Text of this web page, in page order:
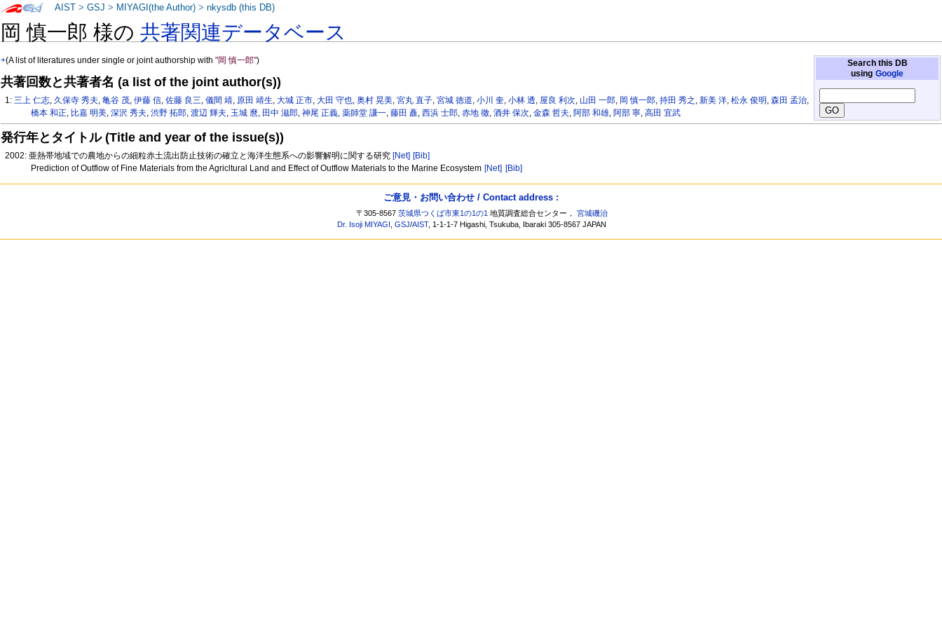
岡 慎一郎 様の共著関連データベース
Search this DB
using Google
+(A list of literatures under single or joint authorship with"岡 慎一郎")
共著回数と共著者名 (a list of the joint author(s))
1:三上 仁志, 久保寺 秀夫,亀谷 茂,伊藤 信,佐藤 良三,儀間 靖, 原田 靖生,大城 正市,大田 守也,奥村 晃美,宮丸 直子,宮城 徳道,小川 奎,小林 透, 屋良 利次, 山田 一郎, 岡 慎一郎,持田 秀之 ,新美 洋,松永 俊明 ,森田 孟治,
橋本 和正, 比嘉 明美, 深沢 秀夫, 渋野 拓郎, 渡辺 輝夫, 玉城 麿, 田中 滋郎, 神尾 正義, 薬師堂 謙一, 藤田 矗, 西浜 士郎, 赤地 徹, 酒井 保次, 金森 哲夫, 阿部 和雄, 阿部 寧, 高田 宜武
発行年とタイトル (Title and year of the issue(s))
2002: 亜熱帯地域での農地からの細粒赤土流出防止技術の確立と海洋生態系への影響解明に関する研究 [Net] [Bib]
Prediction of Outflow of Fine Materials from the Agricltural Land and Effect of Outflow Materials to the Marine Ecosystem [Net] [Bib]
AIST >GSJ > MIYAGI(the Author) >nkysdb (this DB)
ご意見・お問い合わせ / Contact address :
〒305-8567茨城県つくば市東1の1の1 地質調査総合センター，宮城磯治
Dr. Isoji MIYAGI ,GSJ/AIST, 1-1-1-7 Higashi, Tsukuba, Ibaraki 305-8567 JAPAN